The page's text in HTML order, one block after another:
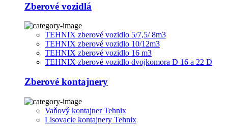
Zberové vozidlá
TEHNIX zberové vozidlo 5/7,5/ 8m3
TEHNIX zberové vozidlo 10/12m3
TEHNIX zberové vozidlo 16 m3
TEHNIX zberové vozidlo dvojkomora D 16 a 22 D
Zberové kontajnery
Vaňový kontajner Tehnix
Lisovacie kontajnery Tehnix